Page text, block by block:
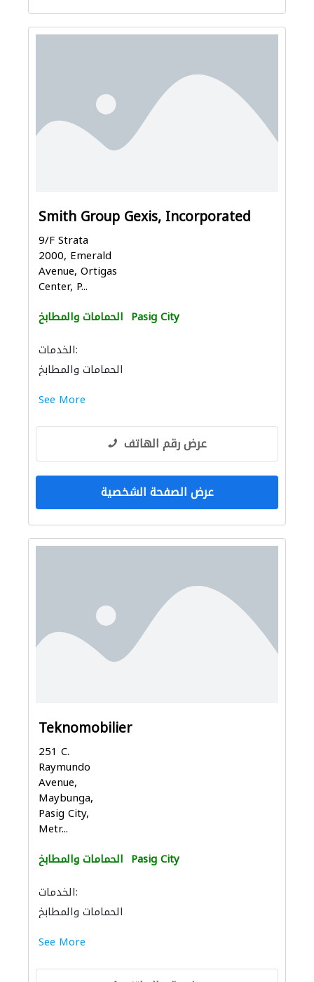
Smith Group Gexis, Incorporated
9/F Strata
2000, Emerald
Avenue, Ortigas
Center, P...
الحمامات والمطابخ Pasig City
الخدمات:
الحمامات والمطابخ
See More
عرض رقم الهاتف
عرض الصفحة الشخصية
Teknomobilier
251 C.
Raymundo
Avenue,
Maybunga,
Pasig City,
Metr...
الحمامات والمطابخ Pasig City
الخدمات:
الحمامات والمطابخ
See More